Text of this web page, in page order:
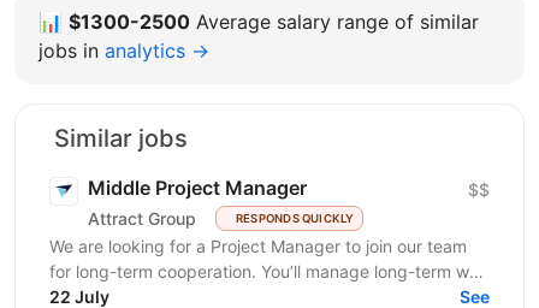
📊 $1300-2500 Average salary range of similar
jobs in analytics →
Similar jobs
Middle Project Manager
Attract Group RESPONDS QUICKLY
$$
We are looking for a Project Manager to join our team
for long-term cooperation. You’ll manage long-term web
and mobile development projects for...
22 July See